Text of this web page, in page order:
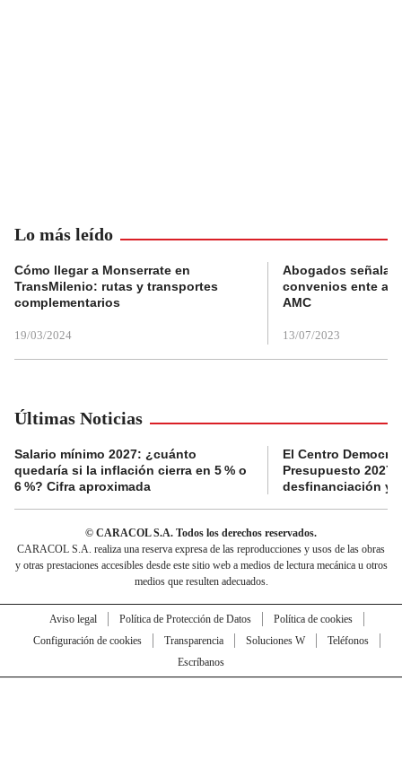
Lo más leído
Cómo llegar a Monserrate en
TransMilenio: rutas y transportes
complementarios
19/03/2024
Abogados
convenios ente
AMC
13/07/2023
Últimas Noticias
Salario mínimo 2027: ¿cuánto
quedaría si la inflación cierra en 5 % o
6 %? Cifra aproximada
El Centro
Presupuesto 2027
desfinanciación y
© CARACOL S.A. Todos los derechos reservados.
CARACOL S.A. realiza una reserva expresa de las reproducciones y usos de las obras
y otras prestaciones accesibles desde este sitio web a medios de lectura mecánica u otros
medios que resulten adecuados.
Aviso legal Política de Protección de Datos
Política de cookies
Configuración de cookies
Transparencia Soluciones W
Teléfonos
Escríbanos